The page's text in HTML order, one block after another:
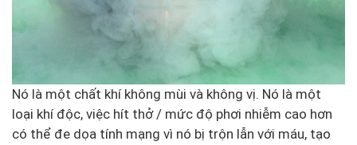
Nó là một chất khí không mùi và không vị. Nó là một
loại khí độc, việc hít thở / mức độ phơi nhiễm cao hơn
có thể đe dọa tính mạng vì nó bị trộn lẫn với máu, tạo